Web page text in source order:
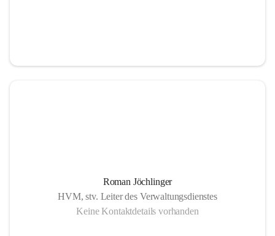
Roman Jöchlinger
HVM, stv. Leiter des Verwaltungsdienstes
Keine Kontaktdetails vorhanden